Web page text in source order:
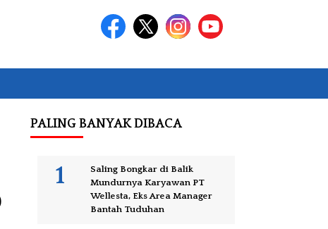
PALING BANYAK DIBACA
Saling Bongkar di Balik
Mundurnya Karyawan PT
Wellesta, Eks Area Manager
Bantah Tuduhan